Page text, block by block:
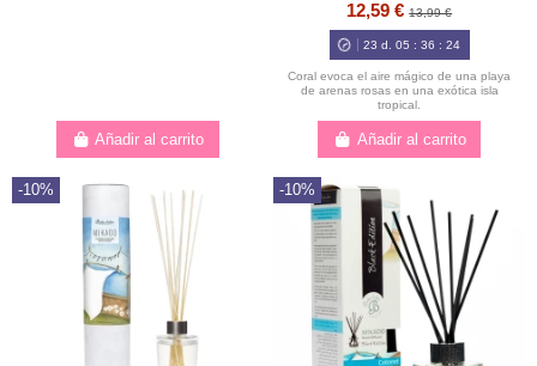
Añadir al carrito
12,59 €13,99 €
23 d. 05 : 36 : 23
Coral evoca el aire mágico de una playa
de arenas rosas en una exótica isla
tropical.
Añadir al carrito
-10% -10%